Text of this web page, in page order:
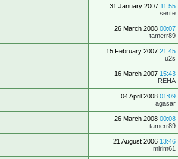
31 January 2007 11:55
serife
26 March 2008 00:07
tamerr89
15 February 2007 21:45
u2s
16 March 2007 15:43
REHA
04 April 2008 01:09
agasar
26 March 2008 00:08
tamerr89
21 August 2006 13:46
mirim61